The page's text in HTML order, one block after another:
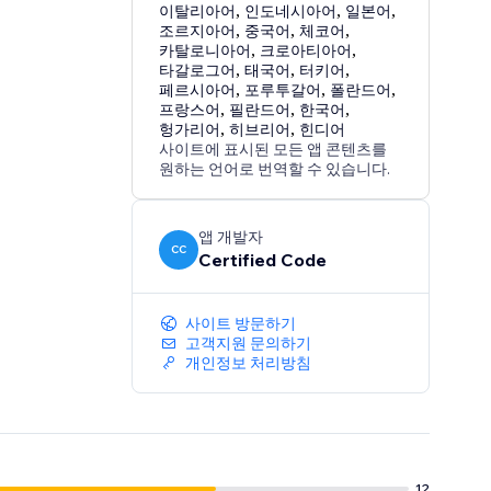
이탈리아어, 인도네시아어, 일본어,
조르지아어, 중국어, 체코어,
카탈로니아어, 크로아티아어,
타갈로그어,태국어, 터키어,
페르시아어, 포루투갈어, 폴란드어,
프랑스어, 필란드어, 한국어,
헝가리어,히브리어, 힌디어
사이트에 표시된 모든 앱 콘텐츠를
원하는 언어로 번역할 수 있습니다.
CC
앱 개발자
Certified Code
사이트 방문하기
고객지원 문의하기
개인정보 처리방침